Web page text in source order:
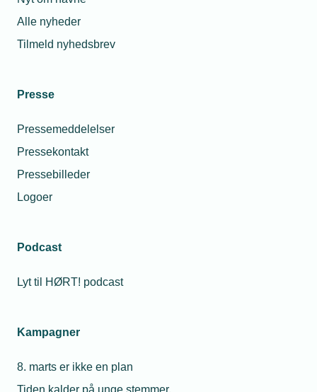
Alle nyheder
Tilmeld nyhedsbrev
Presse
Pressemeddelelser
Pressekontakt
Pressebilleder
Logoer
Podcast
Lyt til HØRT! podcast
Kampagner
8. marts er ikke en plan
Tiden kalder på unge stemmer.
Politik & analyse